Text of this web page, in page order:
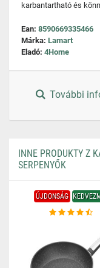
karbantartható és
Ean: 8590669335466
Márka: Lamart
Eladó: 4Home
További
INNE PRODUKTY Z
SERPENYŐK
ÚJDONSÁG